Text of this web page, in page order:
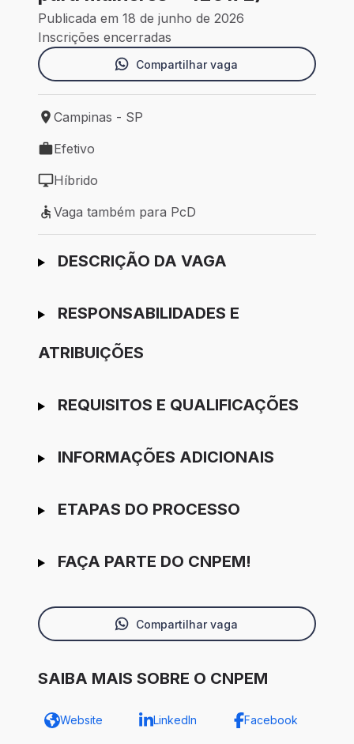
Publicada em 18 de junho de 2026
Inscrições encerradas
Compartilhar vaga
Local de trabalho: Campinas - SP
Campinas - SP
Tipo de vaga: Efetivo
Efetivo
Modelo de trabalho: Híbrido
Híbrido
Vaga também para PcD
Vaga também para PcD
Ir para candidatura
DESCRIÇÃO DA VAGA
RESPONSABILIDADES E
ATRIBUIÇÕES
REQUISITOS E QUALIFICAÇÕES
INFORMAÇÕES ADICIONAIS
ETAPAS DO PROCESSO
FAÇA PARTE DO CNPEM!
Compartilhar vaga
SAIBA MAIS SOBRE O CNPEM
Website LinkedIn Facebook